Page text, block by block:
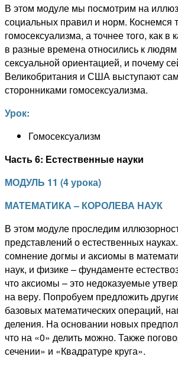
В этом модуле мы посмотрим на
социальных правил и норм. Коснемся
гомосексуализма, а точнее того, как в
в разные времена относились к
сексуальной ориентацией, и почему
Великобритания и США выступают
сторонниками гомосексуализма.
Урок:
Гомосексуализм
Часть6: Естественные науки
МОДУЛЬ 11 (4 урока)
МАТЕМАТИКА – КОРОЛЕВА НАУК
В этом модуле проследим
представлений о естественных
сомнение догмы и аксиомы в
наук, и физике – фундаменте
что аксиомы – это недоказуемые
на веру. Попробуем предложить
базовых математических операций,
деления. На основании новых
что на «0» делить можно. Также
сечении» и «Квадратуре круга».